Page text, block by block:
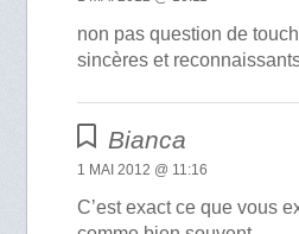
non pas question de
sincères et
Bianca
1 MAI 2012 @ 11:16
C’est exact ce que vous